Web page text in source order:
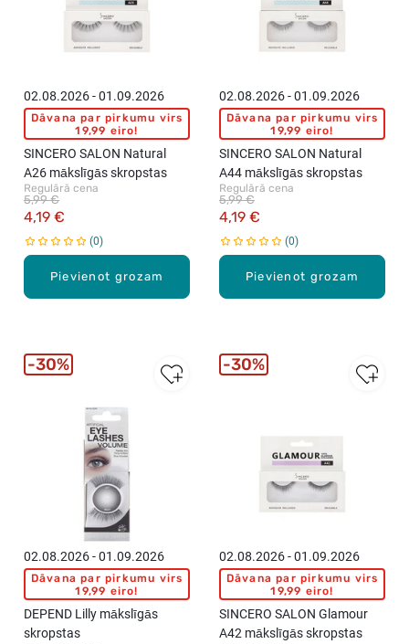
Pievienot grozam
02.08.2026 - 01.09.2026
Dāvana par pirkumu virs
19,99 eiro!
SINCERO SALON Natural
A26 mākslīgās skropstas
Regulārā cena
4,19 €
5,99 €
0
Pievienot grozam
02.08.2026 - 01.09.2026
Dāvana par pirkumu virs
19,99 eiro!
SINCERO SALON Natural
A44 mākslīgās skropstas
Regulārā cena
4,19 €
5,99 €
0
02.08.2026 - 01.09.2026
Dāvana par pirkumu virs
19,99 eiro!
DEPEND Lilly mākslīgās
skropstas
30%
02.08.2026 - 01.09.2026
Dāvana par pirkumu virs
19,99 eiro!
SINCERO SALON Glamour
A42 mākslīgās skropstas
30%